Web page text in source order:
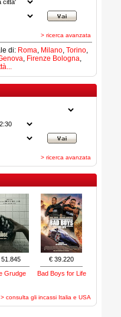
> ricerca avanzata
di: Roma, Milano, Torino,
, Firenze Bologna,
> ricerca avanzata
51.845
Grudge
€ 39.220
Bad Boys for Life
> consulta gli incassi Italia e USA